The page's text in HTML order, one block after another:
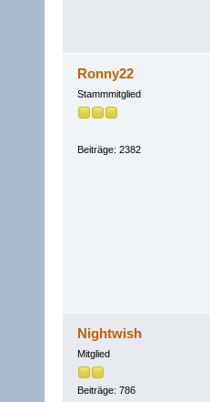
Ronny22
Stammmitglied
Beiträge: 2382
Nightwish
Mitglied
Beiträge: 786